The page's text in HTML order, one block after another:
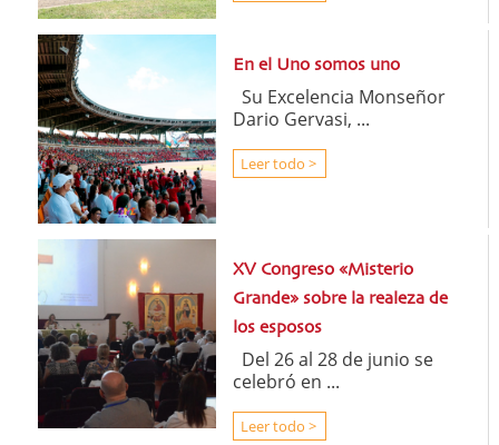
En el Uno somos uno
Su Excelencia Monseñor
Dario Gervasi, ...
Leer todo >
XV Congreso «Misterio
Grande» sobre la realeza de
los esposos
Del 26 al 28 de junio se
celebró en ...
Leer todo >